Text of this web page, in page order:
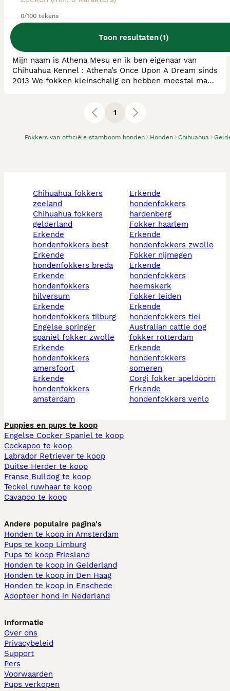
0/100 tekens
Toon resultaten(1)
Fokkers van officiële stamboom honden Honden Chihuahua
RvB Geregistreerde Kennel
Millingen aan de Rijn
Mijn naam is Athena Mesu en ik ben eigenaar van
Chihuahua Kennel : Athena’s Once Upon A Dream sinds
2013 We fokken kleinschalig en hebben meestal maar
naar gezondheid , type , karakter en willen we goede
1
chihuahua fokkers
zeeland
chihuahua fokkers
gelderland
erkende
hondenfokkers best
erkende
hondenfokkers breda
erkende
hondenfokkers
hilversum
erkende
hondenfokkers tilburg
engelse springer
spaniel fokker zwolle
erkende
hondenfokkers
amersfoort
erkende
hondenfokkers
amsterdam
erkende
hondenfokkers
hardenberg
fokker haarlem
erkende
hondenfokkers zwolle
fokker nijmegen
erkende
hondenfokkers
heemskerk
fokker leiden
erkende
hondenfokkers tiel
australian cattle dog
fokker rotterdam
erkende
hondenfokkers
someren
corgi fokker apeldoorn
erkende
hondenfokkers venlo
Puppies en pups te koop
Engelse Cocker Spaniel te koop
Cockapoo te koop
Labrador Retriever te koop
Duitse Herder te koop
Franse Bulldog te koop
Teckel ruwhaar te koop
Cavapoo te koop
Andere populaire pagina's
Honden te koop in Amsterdam
Pups te koop Limburg​
Pups te koop Friesland​
Honden te koop in Gelderland
Honden te koop in Den Haag
Honden te koop in Enschede
Adopteer hond in Nederland
Informatie
Over ons
Privacybeleid
Support
Pers
Voorwaarden
Pups verkopen